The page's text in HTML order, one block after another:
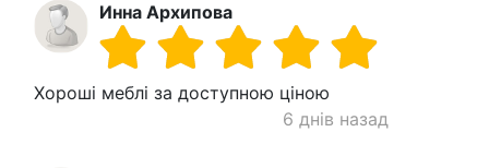
Инна Архипова
Хороші меблі за доступною ціною
6 днів назад